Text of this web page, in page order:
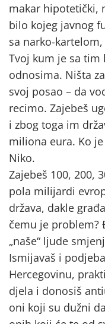
makar hipotetički,
bilo kojeg javnog
sa narko-
Tvoj kum je sa tim
odnosima. Ništa
svoj posao – da
recimo. Zajebeš
i zbog toga im
miliona eura. Ko
Niko.
Zajebeš 100, 200,
pola milijardi
država, dakle
čemu je problem?
„naše“ ljude
Ismijavaš i
Hercegovinu,
djela i donosiš
oni koji su dužni